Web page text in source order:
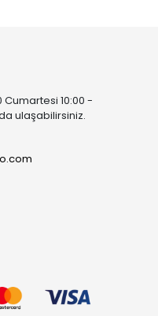
Cumartesi 10:00 -
ulaşabilirsiniz.